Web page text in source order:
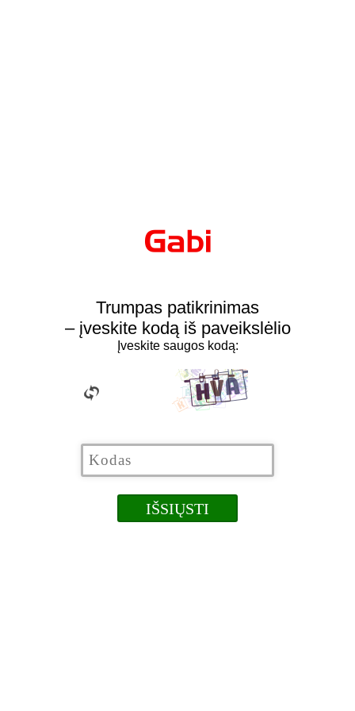
Trumpas patikrinimas
– įveskite kodą iš paveikslėlio
Įveskite saugos kodą: